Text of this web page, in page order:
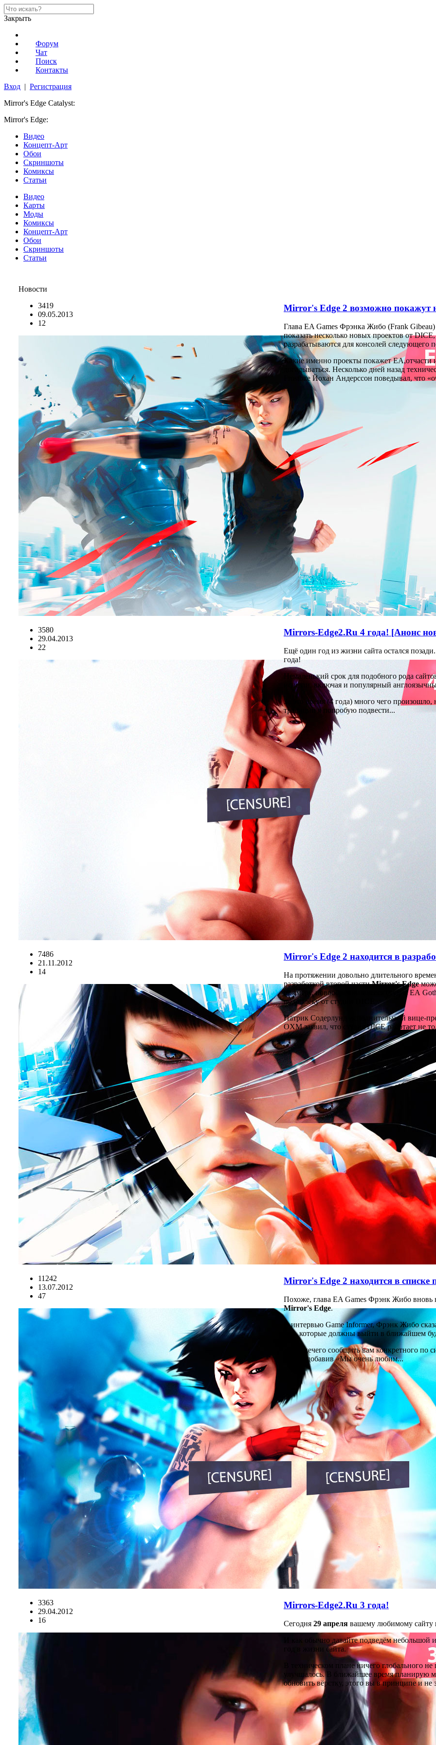
Закрыть
Форум
Чат
Поиск
Контакты
Вход | Регистрация
Mirror's Edge Catalyst:
Mirror's Edge:
Видео
Концепт-Арт
Обои
Скриншоты
Комиксы
Статьи
Видео
Карты
Моды
Комиксы
Концепт-Арт
Обои
Скриншоты
Статьи
Новости
3419
09.05.2013
12
Mirror's Edge 2 возможно покажут
Глава EA Games Фрэнка Жибо (Frank Gibeau)
показать несколько новых проектов от
разрабатываются для консолей следующего
Какие именно проекты покажет EA,отчасти
догадываться. Несколько дней назад
Frostbite Йохан Андерссон поведывал, что
3580
29.04.2013
22
Mirrors-Edge2.Ru 4 года! [Анонс
Ещё один год из жизни сайта остался
года!
Немаленький срок для подобного рода
исчезли, включая и популярный
За это время (4 года) много чего
традиции я попробую подвести...
7486
21.11.2012
14
Mirror's Edge 2 находится в
На протяжении довольно длительного
разработкой второй частиMirror's Edge
примеру, новообразовавшееся студия ЕА
подоплёку от студии
Патрик Содерлунд исполнительный вице-
OXM заявил, что студия DICE работает не
11242
13.07.2012
47
Mirror's Edge 2 находится в
Похоже, глава EA Games Фрэнк Жибо
Mirror's Edge.
В интервью Game Informer, Фрэнк Жибо
игр, которые должны выйти в ближайшем
«Нам нечего сообщить вам конкретного по
Жибо, добавив «Мы очень любим...
3363
29.04.2012
16
Mirrors-Edge2.Ru 3 года!
Сегодня 29 апрелявашему любимому сайту
И как обычно давайте подведём небольшой
год в жизни сайта.
В техническом плане ничего глобального
улучшалось. В ближайшее время планирую
обновить вёрстку, этого вы в принципе и не